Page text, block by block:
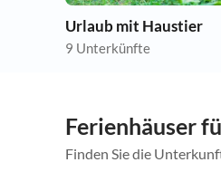
Urlaub mit Haustier
9 Unterkünfte
Ferienhäuser
Finden Sie die